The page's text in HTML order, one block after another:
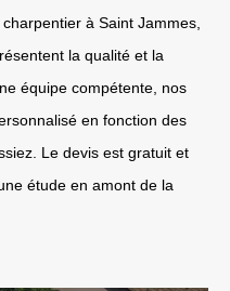
à Saint Jammes,
la qualité et la
équipe compétente, nos
en fonction des
Le devis est gratuit et
étude en amont de la